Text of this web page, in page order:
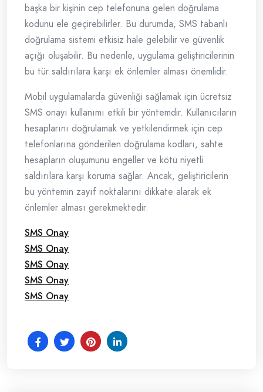
başka bir kişinin cep telefonuna gelen doğrulama
kodunu ele geçirebilirler. Bu durumda, SMS tabanlı
doğrulama sistemi etkisiz hale gelebilir ve güvenlik
açığı oluşabilir. Bu nedenle, uygulama geliştiricilerinin
bu tür saldırılara karşı ek önlemler alması önemlidir.
Mobil uygulamalarda güvenliği sağlamak için ücretsiz
SMS onayı kullanımı etkili bir yöntemdir. Kullanıcıların
hesaplarını doğrulamak ve yetkilendirmek için cep
telefonlarına gönderilen doğrulama kodları, sahte
hesapların oluşumunu engeller ve kötü niyetli
saldırılara karşı koruma sağlar. Ancak, geliştiricilerin
bu yöntemin zayıf noktalarını dikkate alarak ek
önlemler alması gerekmektedir.
SMS Onay
SMS Onay
SMS Onay
SMS Onay
SMS Onay